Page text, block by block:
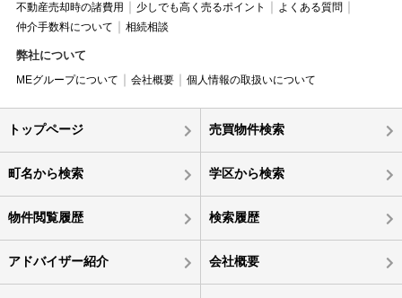
不動産売却時の諸費用
少しでも高く売るポイント
よくある質問
仲介手数料について
相続相談
弊社について
MEグループについて 会社概要 個人情報の取扱いについて
トップページ 売買物件検索
町名から検索 学区から検索
物件閲覧履歴 検索履歴
アドバイザー紹介 会社概要